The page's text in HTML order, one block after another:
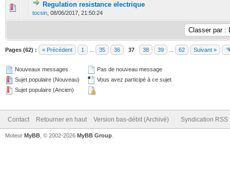
Regulation resistance electrique
tocsin 08/06/2017, 21:50:24
0 Votes - 0 sur 5 en moyenne
12345
Pages (62) : « Précédent 1 35 36 37 38 39 62 Suivant »
Nouveaux messages
Sujet populaire (Nouveau)
Sujet populaire (Ancien)
Pas de nouveau message
Vous avez participé à ce sujet
Contact Retourner en haut Version bas-débit (Archivé) Syndication RSS
Moteur MyBB , © 2002-2026 MyBB Group